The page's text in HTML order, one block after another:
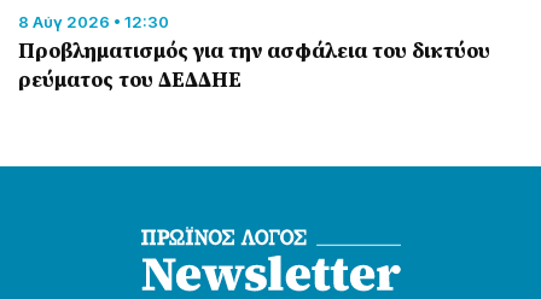
8 Αύγ 2026 • 12:30
Προβληματισμός για την ασφάλεια του δικτύου
ρεύματος του ΔΕΔΔΗΕ